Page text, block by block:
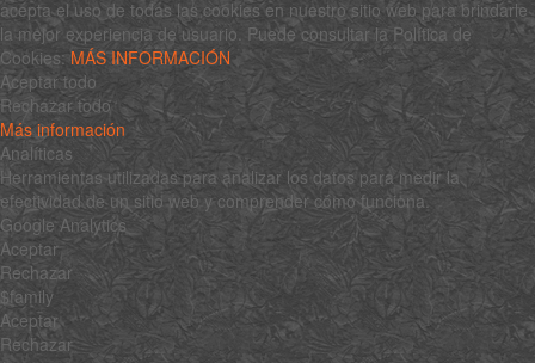
acepta el uso de todas las cookies en nuestro sitio web para brindarle
la mejor experiencia de usuario. Puede consultar la Política de
Cookies:MÁS INFORMACIÓN
Aceptar todo
Rechazar todo
Más información
Analíticas
Herramientas utilizadas para analizar los datos para medir la
efectividad de un sitio web y comprender cómo funciona.
Google Analytics
Aceptar
Rechazar
$family
Aceptar
Rechazar